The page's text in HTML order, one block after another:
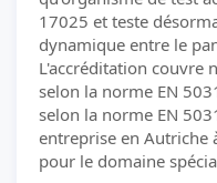
17025 et teste
dynamique entre le
L'accréditation couvre
selon la norme EN
selon la norme EN
entreprise en Autriche
pour le domaine